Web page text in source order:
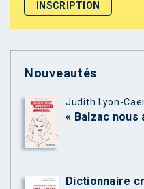
Nouveautés
Judith Lyon-
« Balzac nous
Dictionnaire